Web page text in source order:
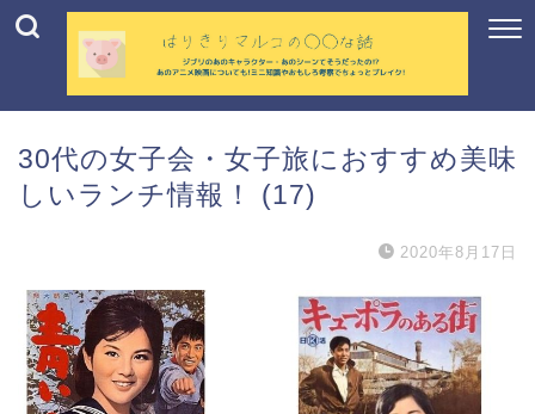
30代の女子会・女子旅におすすめ美味
しいランチ情報！ (17)
2020年8月17日